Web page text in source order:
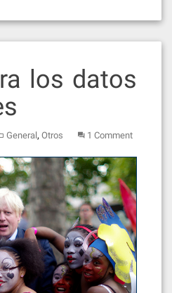
los datos
General, Otros 1 Comment